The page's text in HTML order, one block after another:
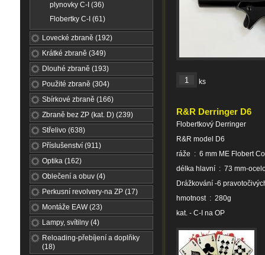
plynovky C-I (36)
Flobertky C-I (61)
Lovecké zbraně (192)
Krátké zbraně (349)
Dlouhé zbraně (193)
Použité zbraně (304)
Sbírkové zbraně (166)
Zbraně bez ZP (kat. D) (239)
Střelivo (638)
Příslušenství (911)
Optika (162)
Oblečení a obuv (4)
Perkusní revolvery-na ZP (17)
Montáže EAW (23)
Lampy, svítilny (4)
Reloading-přebíjení a doplňky
(18)
ks
R&R Derringer D6
Flobertkový Derringer
R&R model D6
ráže : 6 mm ME Flobert
délka hlavní : 73 mm-
Drážkování -6
hmotnost : 280g
kat. - C-I na OP